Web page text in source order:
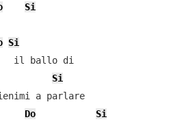
Si
Si
Si
a parlare
Do
Si